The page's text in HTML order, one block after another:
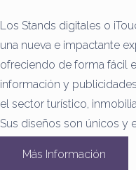
Los Stands digitales o
una nueva e impactante
ofreciendo de forma fácil
información y publicidades
el sector turístico,
Sus diseños son únicos y
Más Información